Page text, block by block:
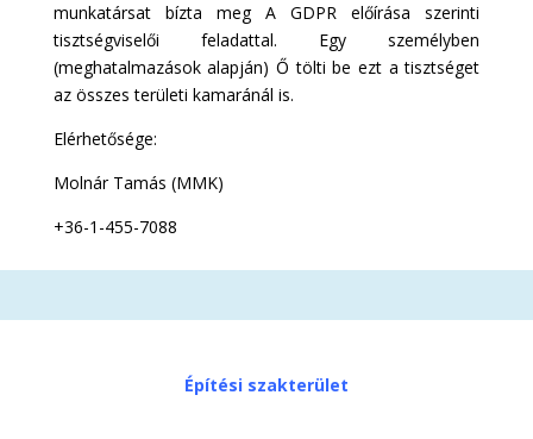
munkatársat bízta meg A GDPR előírása szerinti
tisztségviselői feladattal. Egy személyben
(meghatalmazások alapján) Ő tölti be ezt a tisztséget
az összes területi kamaránál is.
Elérhetősége:
Molnár Tamás (MMK)
+36-1-455-7088
Építési szakterület